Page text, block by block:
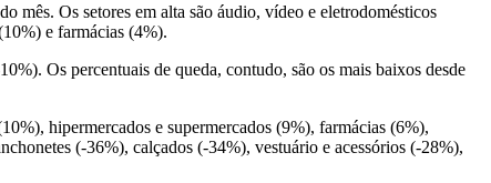
mês. Os setores em alta são áudio, vídeo e eletrodomésticos
e farmácias (4%).
Os percentuais de queda, contudo, são os mais baixos desde
hipermercados e supermercados (9%), farmácias (6%),
(-36%), calçados (-34%), vestuário e acessórios (-28%),